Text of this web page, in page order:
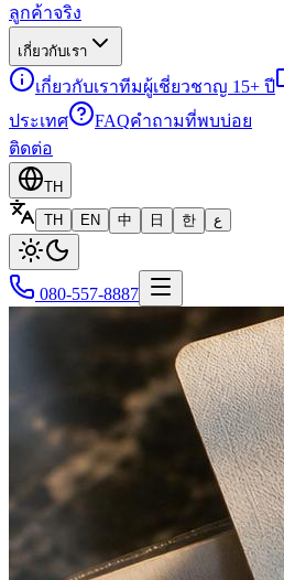
ลูกค้าจริง
เกี่ยวกับเรา
เกี่ยวกับเราทีมผู้เชี่ยวชาญ 15+ ปี
ประเทศ
FAQคำถามที่พบบ่อย
ติดต่อ
TH
TH
EN 中 日 한 ع
080-557-8887